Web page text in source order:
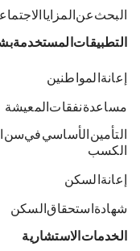
البحث عن المزايا
التطبيقات المستخدمة
إعانة المواطنين
مساعدة نفقات المعيشة
التأمين الأساسي في
الكسب
إعانة السكن
شهادة استحقاق السكن
الخدمات الاستشارية